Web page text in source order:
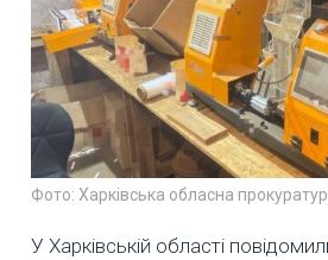
Фото: Харківська обласна
У Харківській області